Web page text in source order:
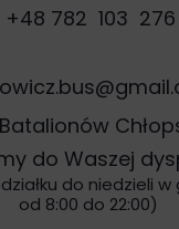
+48 782 103 276
do Waszej
do niedzieli
od 8:00 do 22:00)